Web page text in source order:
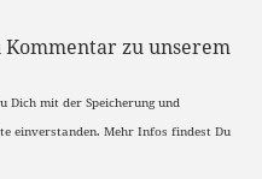
zu unserem
Dich mit der Speicherung und
einverstanden. Mehr Infos findest Du